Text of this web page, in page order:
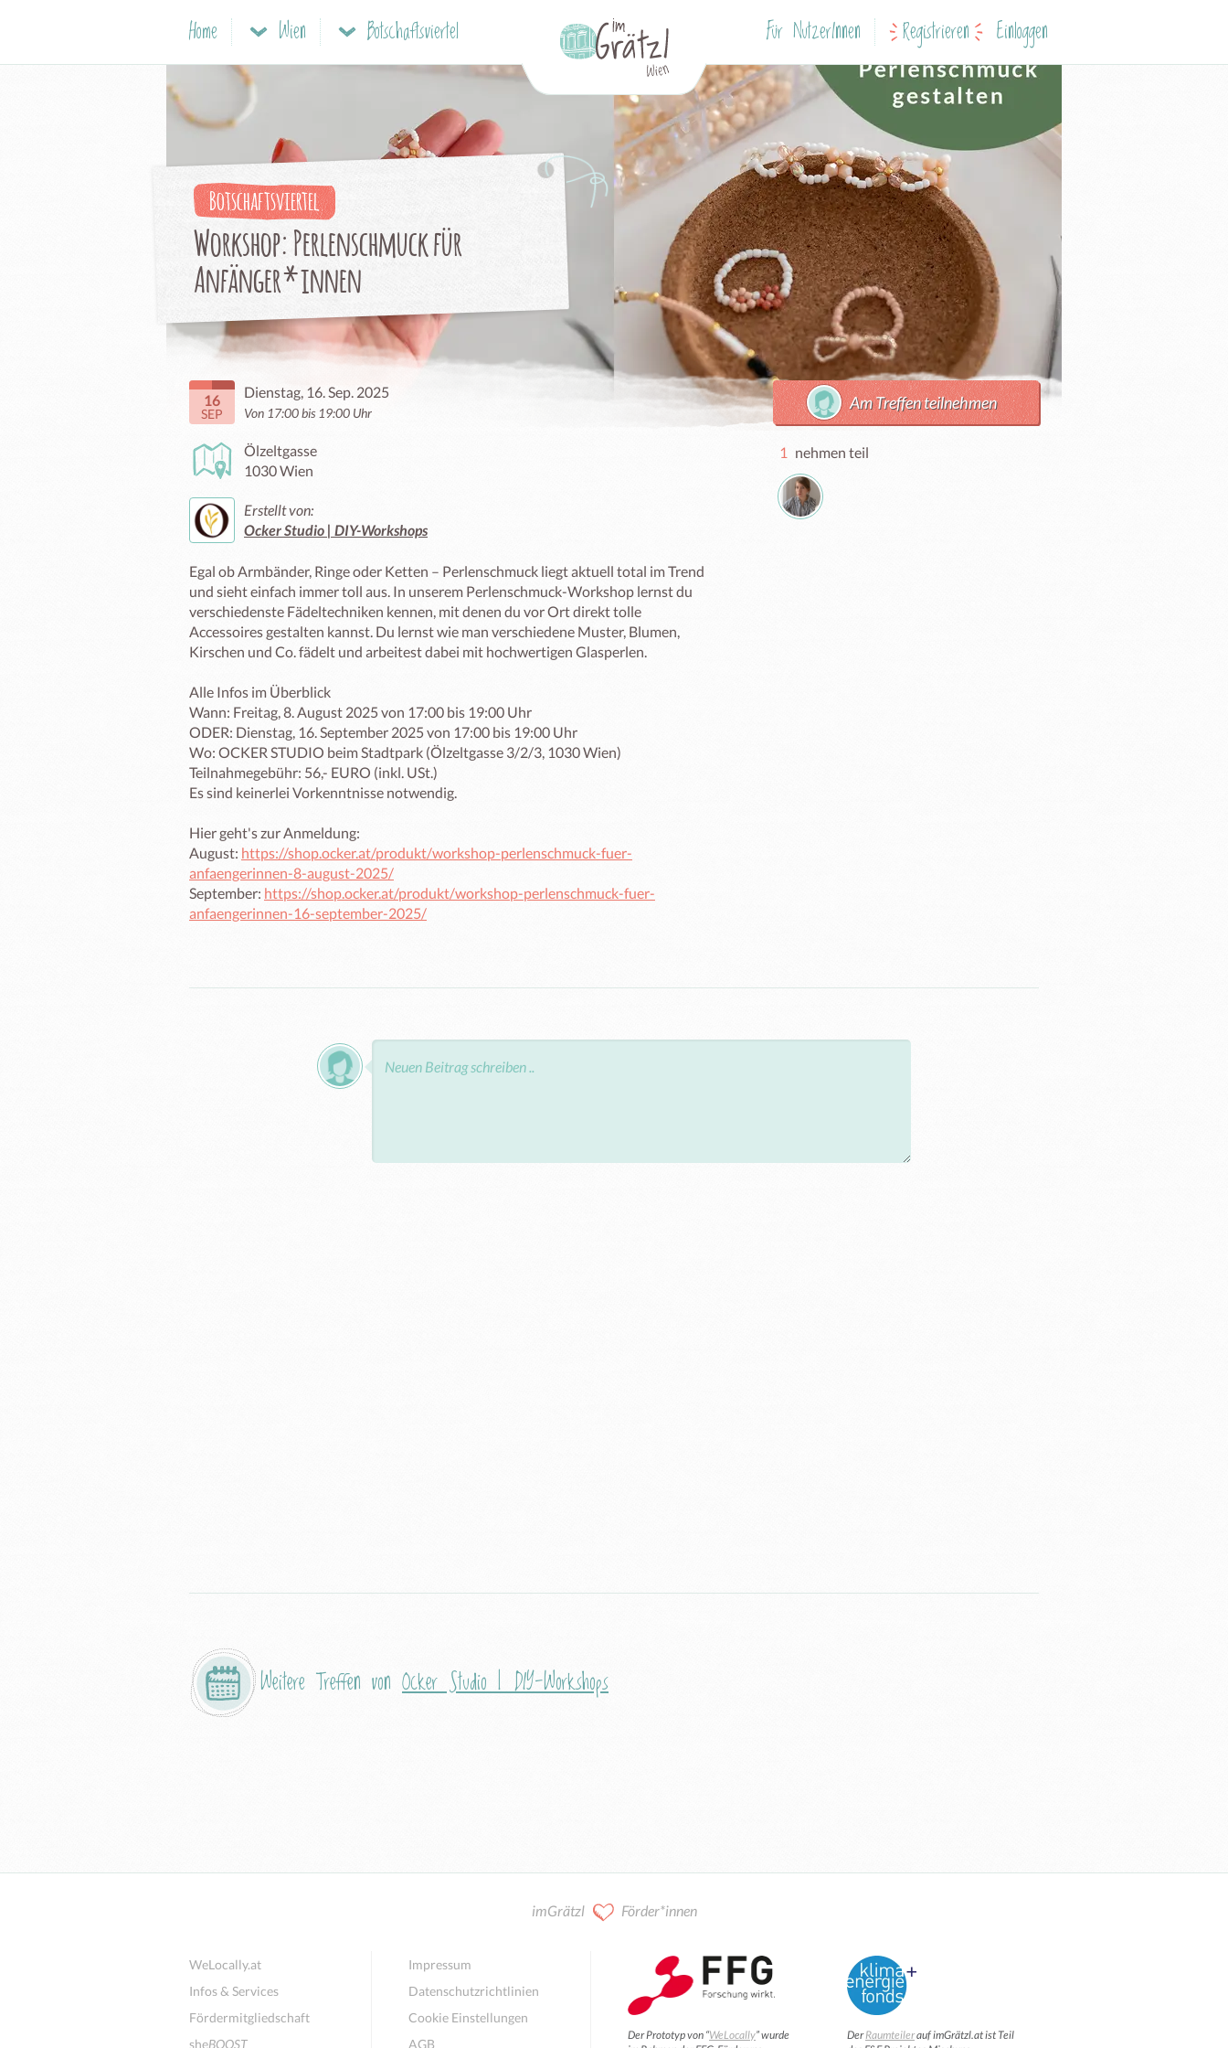
Home Wien Botschaftsviertel Für NutzerInnen Registrieren Einloggen
Botschaftsviertel
Workshop: Perlenschmuck für
Anfänger*innen
16
SEP
Dienstag, 16. Sep. 2025
Von 17:00 bis 19:00 Uhr
Ölzeltgasse
1030 Wien
Erstellt von:
Ocker Studio | DIY-Workshops
Egal ob Armbänder, Ringe oder Ketten – Perlenschmuck liegt aktuell total im Trend
und sieht einfach immer toll aus. In unserem Perlenschmuck-Workshop lernst du
verschiedenste Fädeltechniken kennen, mit denen du vor Ort direkt tolle
Accessoires gestalten kannst. Du lernst wie man verschiedene Muster, Blumen,
Kirschen und Co. fädelt und arbeitest dabei mit hochwertigen Glasperlen.
Alle Infos im Überblick
Wann: Freitag, 8. August 2025 von 17:00 bis 19:00 Uhr
ODER: Dienstag, 16. September 2025 von 17:00 bis 19:00 Uhr
Wo: OCKER STUDIO beim Stadtpark (Ölzeltgasse 3/2/3, 1030 Wien)
Teilnahmegebühr: 56,- EURO (inkl. USt.)
Es sind keinerlei Vorkenntnisse notwendig.
Hier geht's zur Anmeldung:
August: https://shop.ocker.at/produkt/workshop-perlenschmuck-fuer-
anfaengerinnen-8-august-2025/
September: https://shop.ocker.at/produkt/workshop-perlenschmuck-fuer-
anfaengerinnen-16-september-2025/
Am Treffen teilnehmen
1 nehmen teil
Weitere Treffen von Ocker Studio | DIY-Workshops
imGrätzl Förder*innen
WeLocally.at
Infos & Services
Fördermitgliedschaft
sheBOOST
Impressum
Datenschutzrichtlinien
Cookie Einstellungen
AGB
Der Prototyp von “WeLocally” wurde
DerRaumteilerauf imGrätzl.at ist Teil